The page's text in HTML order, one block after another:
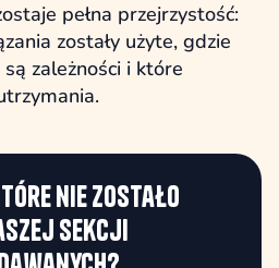
pełna przejrzystość:
zostały użyte, gdzie
zależności i które
nie zostało
sekcji